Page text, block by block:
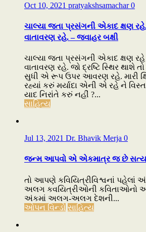
Oct 10, 2021 pratyakshsamachar0
ચાલ્યા જતા પ્રસંગની એકાદ ક્ષણ
વાતાવરણ રહે. – જવાહર બક્ષી
ચાલ્યા જતા પ્રસંગની એકાદ ક્ષણ
વાતાવરણ રહે. જો દ્રષ્ટિ સ્થિર થાશે
સુધી એ રૂપ ઉપર આવરણ રહે. મારી
રહ્યાં કરું મર્યાદા એની એ રહે ને
યાદ નિરાંતે કરું નહીં ?...
સાહિત્ય
Jul 13, 2021 Dr. Bhavik Merja 0
જન્મ આપવો એ એકમાત્ર જ છે
તો આપણે કવિયિત્રીવિશ્વનાં પહેલાં
અલગ કવયિત્રીઓની કવિતાઓનો
અંકમાં અલગ-અલગ દેશની...
ઓપન વિન્ડો સાહિત્ય